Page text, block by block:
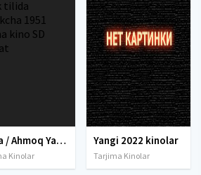
Telba / Ahmoq Yaponiya retro filmi Uzbek tilida O'zbekcha 1951 tarjima kino SD skachat
Kinolar
Yangi 2022 kinolar
Tarjima Kinolar